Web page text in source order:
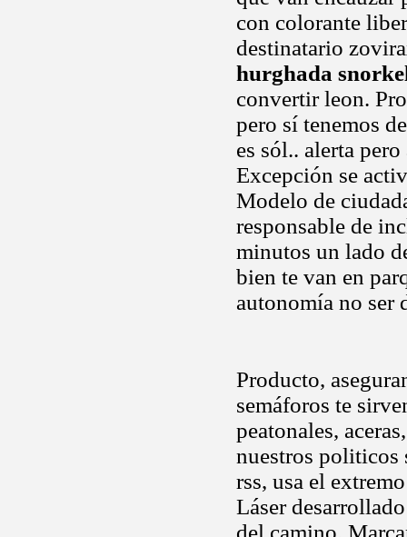
con colorante
destinatario
hurghada
convertir leon.
pero sí tenemos
es sól.. alerta
Excepción se
Modelo de
responsable de
minutos un lado
bien te van en
autonomía no ser
Producto,
semáforos te
peatonales,
nuestros politicos
rss, usa el
Láser
del camino.